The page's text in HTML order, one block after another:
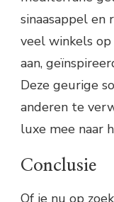
sinaasappel en
veel winkels
aan,
Deze geurige
anderen te
luxe mee naar
Conclusie
Of je nu op